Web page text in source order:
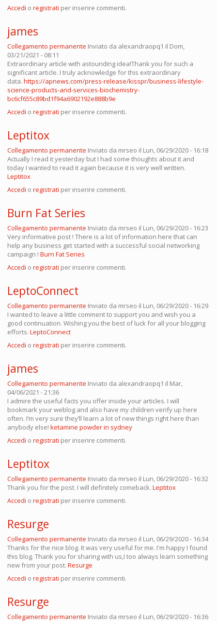
Accedi o registrati per inserire commenti.
james
Collegamento permanente Inviato da alexandraopq1 il Dom,
03/21/2021 - 08:11
Extraordinary article with astounding idea!Thank you for such a
significant article. I truly acknowledge for this extraordinary
data. https://apnews.com/press-release/kisspr/business-lifestyle-
science-products-and-services-biochemistry-
bc6cf655c89bd1f94a6902192e888b9e
Accedi o registrati per inserire commenti.
Leptitox
Collegamento permanente Inviato da mrseo il Lun, 06/29/2020 - 16:18
Actually I read it yesterday but I had some thoughts about it and
today I wanted to read it again because it is very well written.
Leptitox
Accedi o registrati per inserire commenti.
Burn Fat Series
Collegamento permanente Inviato da mrseo il Lun, 06/29/2020 - 16:23
Very informative post ! There is a lot of information here that can
help any business get started with a successful social networking
campaign ! Burn Fat Series
Accedi o registrati per inserire commenti.
LeptoConnect
Collegamento permanente Inviato da mrseo il Lun, 06/29/2020 - 16:29
I wanted to leave a little comment to support you and wish you a
good continuation. Wishing you the best of luck for all your blogging
efforts. LeptoConnect
Accedi o registrati per inserire commenti.
james
Collegamento permanente Inviato da alexandraopq1 il Mar,
04/06/2021 - 21:36
I admire the useful facts you offer inside your articles. I will
bookmark your weblog and also have my children verify up here
often. I’m very sure they’ll learn a lot of new things right here than
anybody else! ketamine powder in sydney
Accedi o registrati per inserire commenti.
Leptitox
Collegamento permanente Inviato da mrseo il Lun, 06/29/2020 - 16:32
Thank you for the post. I will definitely comeback. Leptitox
Accedi o registrati per inserire commenti.
Resurge
Collegamento permanente Inviato da mrseo il Lun, 06/29/2020 - 16:34
Thanks for the nice blog. It was very useful for me. I'm happy I found
this blog. Thank you for sharing with us,I too always learn something
new from your post. Resurge
Accedi o registrati per inserire commenti.
Resurge
Collegamento permanente Inviato da mrseo il Lun, 06/29/2020 - 16:36